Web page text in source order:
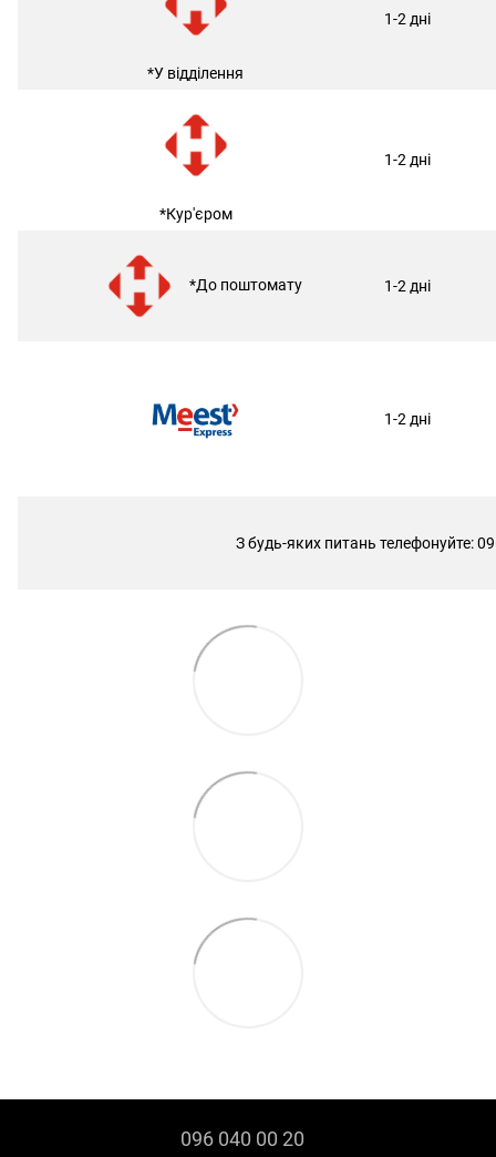
*У відділення
1-2 дні
*Кур'єром
1-2 дні
*До поштомату 1-2 дні
1-2 дні
З будь-яких питань телефонуйте:
096 040 00 20